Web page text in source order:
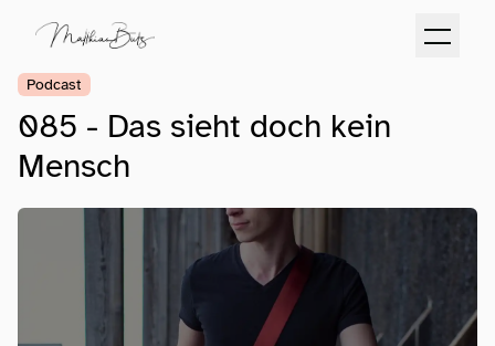
Podcast
085 - Das sieht doch kein
Mensch